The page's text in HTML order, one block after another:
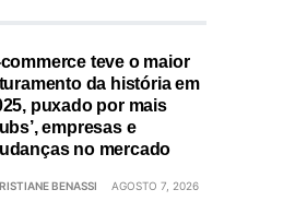
commerce teve o maior
da história em
puxado por mais
empresas e
no mercado
BENASSI AGOSTO 7, 2026